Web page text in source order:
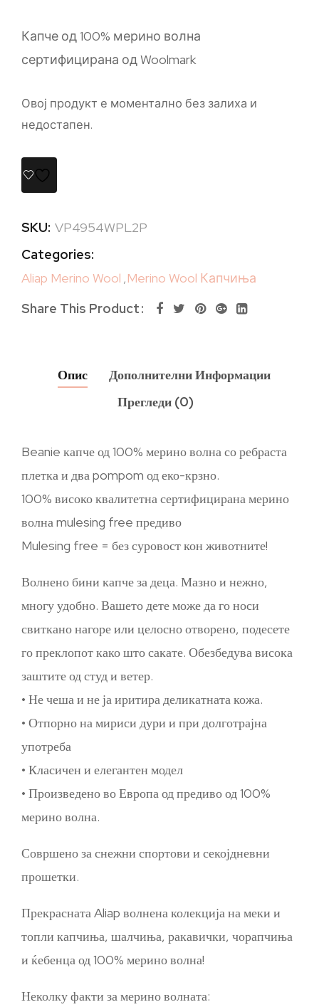
Капче од 100% мерино волна
сертифицирана од Woolmark
Овој продукт е моментално без залиха и
недостапен.
SKU: VP4954WPL2P
Categories:
Aliap Merino Wool ,Merino Wool Капчиња
Share This Product
Опис
Дополнителни Информации
Прегледи (0)
Beanie капче од 100% мерино волна со ребраста
плетка и два pompom од еко-крзно.
100% високо квалитетна сертифицирана мерино
волна mulesing free предиво
Mulesing free = без суровост кон животните!
Волнено бини капче за деца. Мазно и нежно,
многу удобно. Вашето дете може да го носи
свиткано нагоре или целосно отворено, подесете
го преклопот како што сакате. Обезбедува висока
заштите од студ и ветер.
• Не чеша и не ја иритира деликатната кожа.
• Отпорно на мириси дури и при долготрајна
употреба
• Класичен и елегантен модел
• Произведено во Европа од предиво од 100%
мерино волна.
Совршено за снежни спортови и секојдневни
прошетки.
Прекрасната Aliap волнена колекција на меки и
топли капчиња, шалчиња, ракавички, чорапчиња
и ќебенца од 100% мерино волна!
Неколку факти за мерино волната: